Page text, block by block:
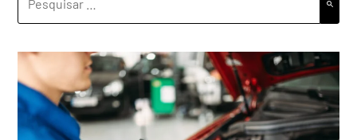
POR: